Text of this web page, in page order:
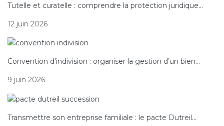
Tutelle et curatelle : comprendre la protection juridique…
12 juin 2026
Convention d’indivision : organiser la gestion d’un bien…
9 juin 2026
Transmettre son entreprise familiale : le pacte Dutreil…